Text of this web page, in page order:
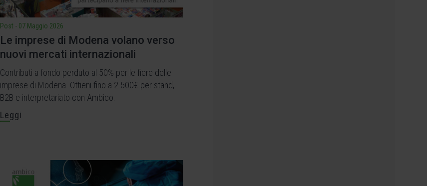
Post - 07 Maggio 2026
Le imprese di Modena volano verso
nuovi mercati internazionali
Contributi a fondo perduto al 50% per le fiere delle
imprese di Modena. Ottieni fino a 2.500€ per stand,
B2B e interpretariato con Ambico.
Leggi